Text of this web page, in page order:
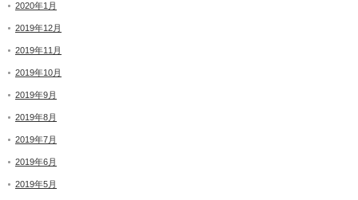
2020年1月
2019年12月
2019年11月
2019年10月
2019年9月
2019年8月
2019年7月
2019年6月
2019年5月